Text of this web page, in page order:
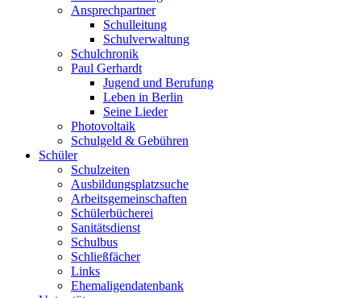
Ansprechpartner
Schulleitung
Schulverwaltung
Schulchronik
Paul Gerhardt
Jugend und Berufung
Leben in Berlin
Seine Lieder
Photovoltaik
Schulgeld & Gebühren
Schüler
Schulzeiten
Ausbildungsplatzsuche
Arbeitsgemeinschaften
Schülerbücherei
Sanitätsdienst
Schulbus
Schließfächer
Links
Ehemaligendatenbank